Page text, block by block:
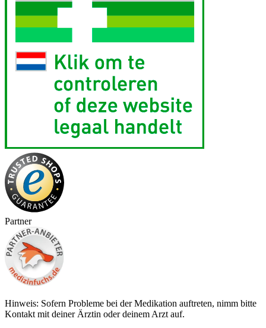
Partner
Hinweis: Sofern Probleme bei der Medikation auftreten, nimm bitte
Kontakt mit deiner Ärztin oder deinem Arzt auf.